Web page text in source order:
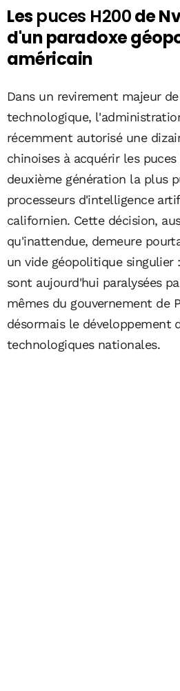
Lespuces H200de
d'un paradoxe
américain
Dans un revirement majeur
technologique,
récemment autorisé une
chinoises à acquérir les
deuxième génération la plus
processeurs d'intelligence
californien. Cette décision,
qu'inattendue, demeure
un vide géopolitique singulier
sont aujourd'hui paralysées
mêmes du gouvernement de
désormais le développement
technologiques nationales.